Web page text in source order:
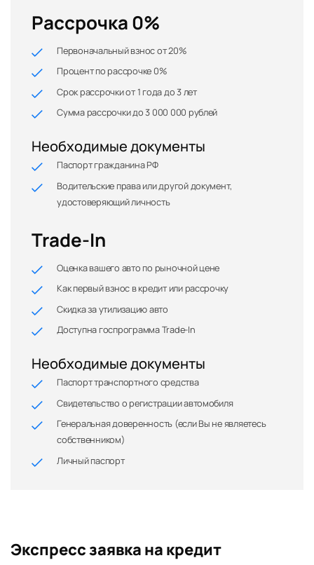
Рассрочка 0%
Первоначальный взнос от 20%
Процент по рассрочке 0%
Срок рассрочки от 1 года до 3 лет
Сумма рассрочки до 3 000 000 рублей
Необходимые документы
Паспорт гражданина РФ
Водительские права или другой документ,
удостоверяющий личность
Trade-In
Оценка вашего авто по рыночной цене
Как первый взнос в кредит или рассрочку
Скидка за утилизацию авто
Доступна госпрограмма Trade-In
Необходимые документы
Паспорт транспортного средства
Свидетельство о регистрации автомобиля
Генеральная доверенность (если Вы не являетесь
собственником)
Личный паспорт
Экспресс заявка на кредит